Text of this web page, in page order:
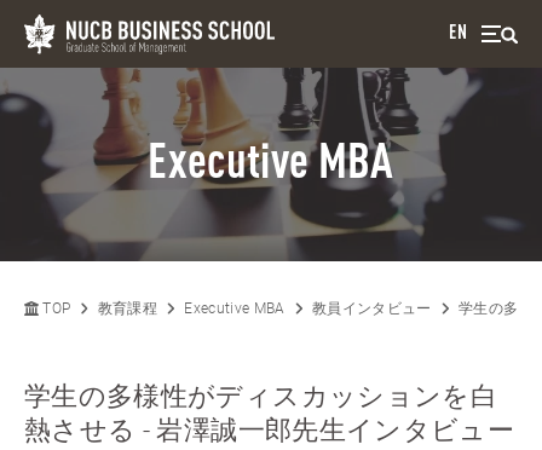
EN
Executive MBA
TOP 教育課程 Executive MBA 教員インタビュー 学生の多様
学生の多様性がディスカッションを白
熱させる - 岩澤誠一郎先生インタビュー